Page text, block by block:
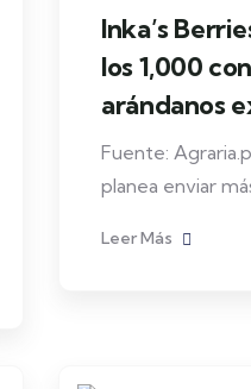
Inka’s
los 1,000
arándanos
Fuente:
planea enviar
Leer Más